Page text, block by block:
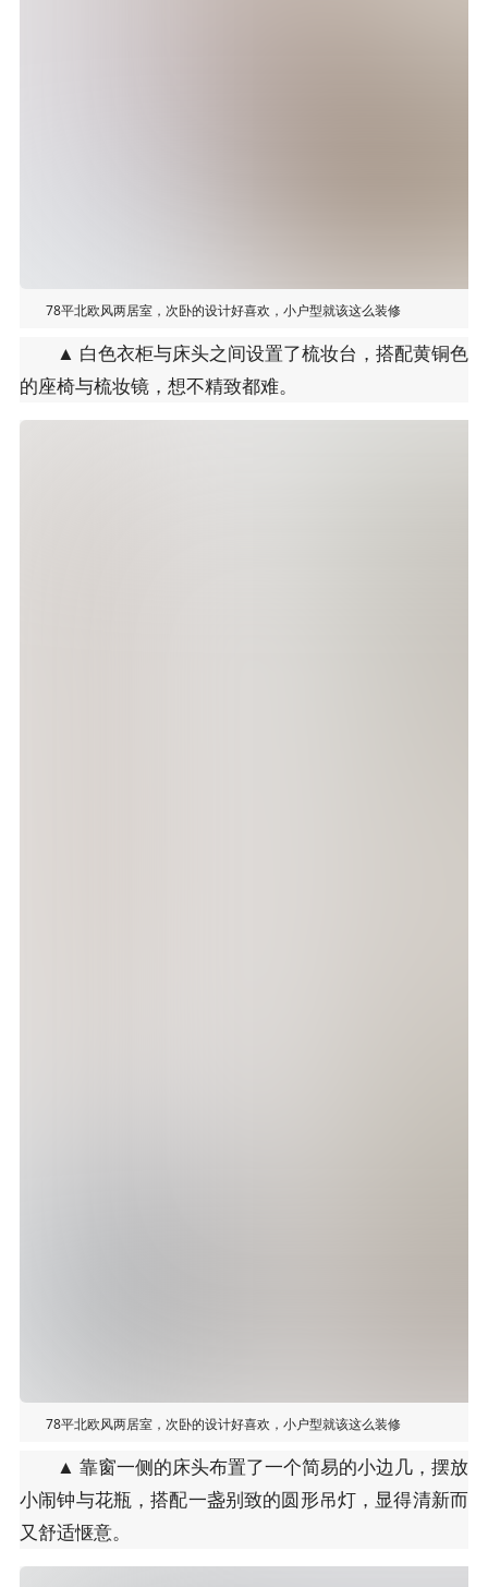
78平北欧风两居室，次卧的设计好喜欢，小户型就该这么装修
▲ 白色衣柜与床头之间设置了梳妆台，搭配黄铜色
的座椅与梳妆镜，想不精致都难。
78平北欧风两居室，次卧的设计好喜欢，小户型就该这么装修
▲ 靠窗一侧的床头布置了一个简易的小边几，摆放
小闹钟与花瓶，搭配一盏别致的圆形吊灯，显得清新而
又舒适惬意。